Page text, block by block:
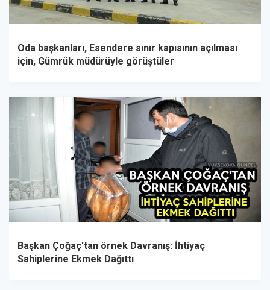
Oda başkanları, Esendere sınır kapısının açılması
için, Gümrük müdürüyle görüştüler
Başkan Çoğaç'tan örnek Davranış: İhtiyaç
Sahiplerine Ekmek Dağıttı